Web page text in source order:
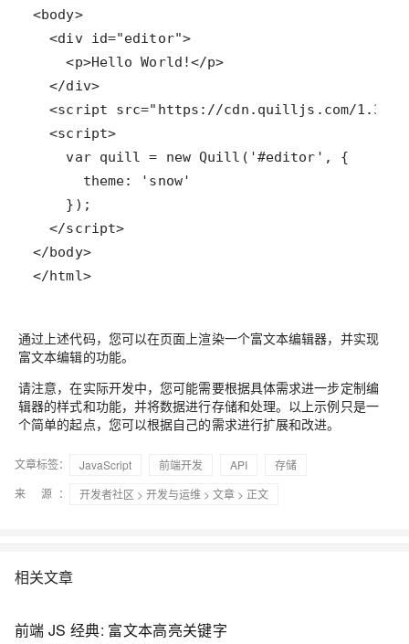
<body>
  <div id="editor">
  </div>
</body>
</html>
通过上述代码，您可以在页面上渲染一个富文本编辑器，并实现
富文本编辑的功能。
请注意，在实际开发中，您可能需要根据具体需求进一步定制编
辑器的样式和功能，并将数据进行存储和处理。以上示例只是一
个简单的起点，您可以根据自己的需求进行扩展和改进。
文章标签： JavaScript 前端开发 API
存储
来 源：
开发者社区 > 开发与运维 > 文章 > 正文
相关文章
前端 JS 经典: 富文本高亮关键字